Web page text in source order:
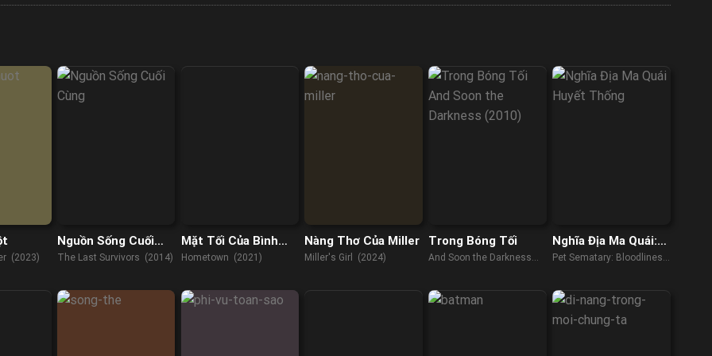
(2023)
Nguồn Sống Cuối
Cùng
The Last Survivors (2014)
Mặt Tối Của Bình
Yên
Hometown (2021)
Nàng Thơ Của Miller
Miller's Girl (2024)
Trong Bóng Tối
And Soon the Darkness
Nghĩa Địa Ma Quái:
Huyết Thống
Pet Sematary: Bloodlines